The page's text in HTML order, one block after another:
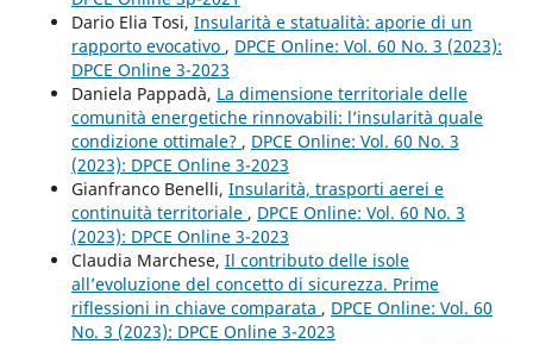
Dario Elia Tosi, Insularità e statualità: aporie di un
rapporto evocativo , DPCE Online: Vol. 60 No. 3 (2023):
DPCE Online 3-2023
Daniela Pappadà, La dimensione territoriale delle
comunità energetiche rinnovabili: l’insularità quale
condizione ottimale? , DPCE Online: Vol. 60 No. 3
(2023): DPCE Online 3-2023
Gianfranco Benelli, Insularità, trasporti aerei e
continuità territoriale , DPCE Online: Vol. 60 No. 3
(2023): DPCE Online 3-2023
Claudia Marchese, Il contributo delle isole
all’evoluzione del concetto di sicurezza. Prime
riflessioni in chiave comparata , DPCE Online: Vol. 60
No. 3 (2023): DPCE Online 3-2023